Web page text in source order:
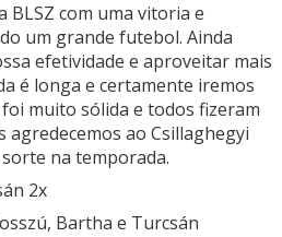
BLSZ com uma vitoria e
um grande futebol. Ainda
efetividade e aproveitar mais
é longa e certamente iremos
muito sólida e todos fizeram
agredecemos ao Csillaghegyi
na temporada.
2x
Bartha e Turcsán